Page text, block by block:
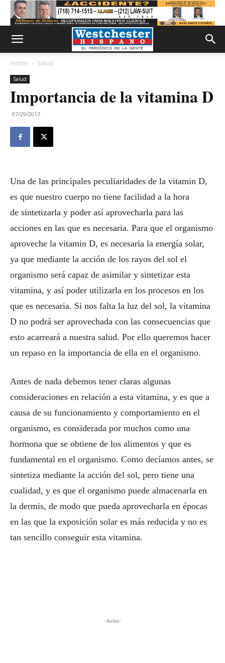
Home Salud
Salud
Importancia de la vitamina D
07/29/2017
Una de las principales peculiaridades de la vitamin D,
es que nuestro cuerpo no tiene facilidad a la hora
de sintetizarla y poder así aprovecharla para las
acciones en las que es necesaria. Para que el organismo
aproveche la vitamin D, es necesaria la energía solar,
ya que mediante la acción de los rayos del sol el
organismo será capaz de asimilar y sintetizar esta
vitamina, y así poder utilizarla en los procesos en los
que es necesaria. Si nos falta la luz del sol, la vitamina
D no podrá ser aprovechada con las consecuencias que
esto acarreará a nuestra salud. Por ello queremos hacer
un repaso en la importancia de ella en el organismo.
Antes de nada debemos tener claras algunas
consideraciones en relación a esta vitamina, y es que a
causa de su funcionamiento y comportamiento en el
organismo, es considerada por muchos como una
hormona que se obtiene de los alimentos y que es
fundamental en el organismo. Como decíamos antes, se
sintetiza mediante la acción del sol, pero tiene una
cualidad, y es que el organismo puede almacenarla en
la dermis, de modo que pueda aprovecharla en épocas
en las que la exposición solar es más reducida y no es
tan sencillo conseguir esta vitamina.
-Aviso-